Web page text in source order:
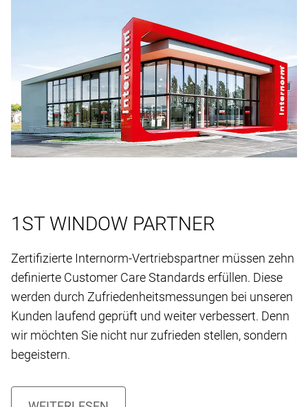
1ST WINDOW PARTNER
Zertifizierte Internorm-Vertriebspartner müssen zehn
definierte Customer Care Standards erfüllen. Diese
werden durch Zufriedenheitsmessungen bei unseren
Kunden laufend geprüft und weiter verbessert. Denn
wir möchten Sie nicht nur zufrieden stellen, sondern
begeistern.